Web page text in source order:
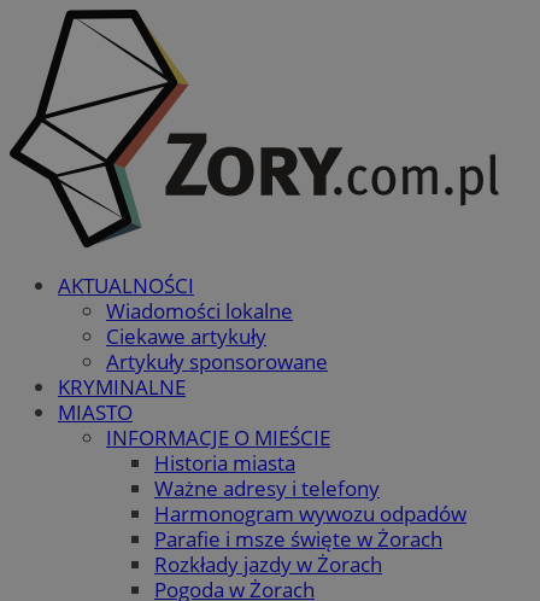
AKTUALNOŚCI
Wiadomości lokalne
Ciekawe artykuły
Artykuły sponsorowane
KRYMINALNE
MIASTO
INFORMACJE O MIEŚCIE
Historia miasta
Ważne adresy i telefony
Harmonogram wywozu odpadów
Parafie i msze święte w Żorach
Rozkłady jazdy w Żorach
Pogoda w Żorach